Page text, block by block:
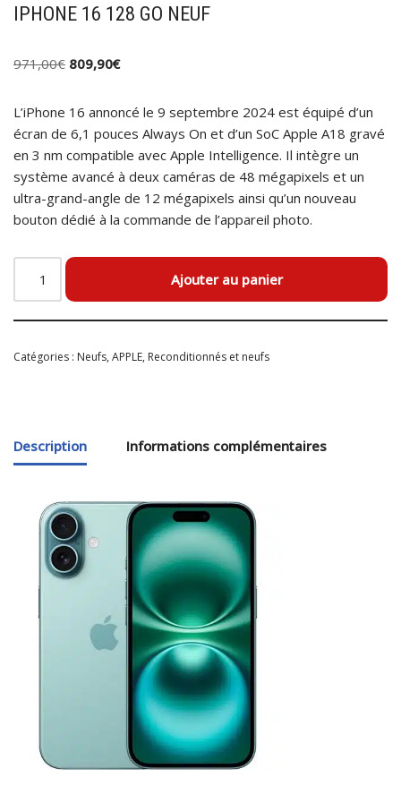
IPHONE 16 128 GO NEUF
971,00€ 809,90€
L’iPhone 16 annoncé le 9 septembre 2024 est équipé d’un
écran de 6,1 pouces Always On et d’un SoC Apple A18 gravé
en 3 nm compatible avec Apple Intelligence. Il intègre un
système avancé à deux caméras de 48 mégapixels et un
ultra-grand-angle de 12 mégapixels ainsi qu’un nouveau
bouton dédié à la commande de l’appareil photo.
Ajouter au panier
Catégories : Neufs,APPLE, Reconditionnés et neufs
Description Informations complémentaires